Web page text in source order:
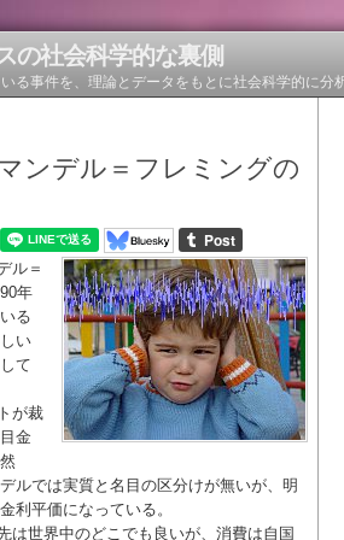
の社会科学的な裏側
る事件を、理論とデータをもとに社会科学的に分
ンデル＝フレミングの
ル＝
年
る
い
て
が裁
金
ルでは実質と名目の区分けが無いが、明
利平価になっている。
は世界中のどこでも良いが、消費は自国